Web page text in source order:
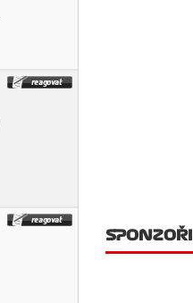
SPONZOŘI